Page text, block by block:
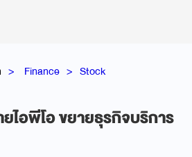
Finance Stock
ไอพีโอ ขยายธุรกิจบริการ